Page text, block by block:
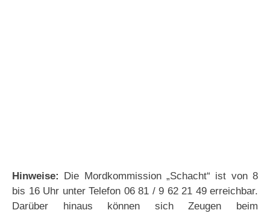
Hinweise:
Die Mordkommission „Schacht“ ist von 8
bis 16 Uhr unter Telefon 06 81 / 9 62 21 49 erreichbar.
Darüber hinaus können sich Zeugen beim